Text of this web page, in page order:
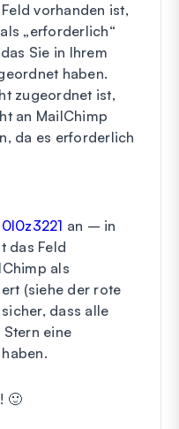
vorhanden ist,
„erforderlich“
Sie in Ihrem
haben.
zugeordnet ist,
an MailChimp
da es erforderlich
an – in
das Feld
als
(siehe der rote
dass alle
eine
🙂